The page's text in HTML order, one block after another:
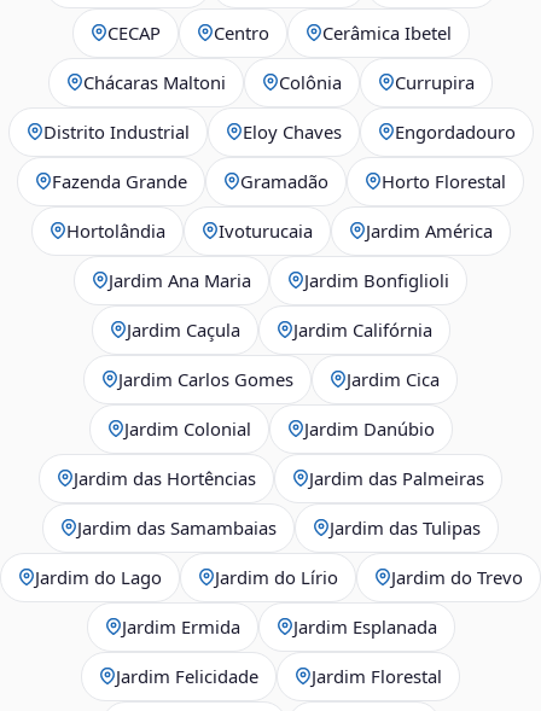
CECAP Centro Cerâmica Ibetel
Chácaras Maltoni Colônia Currupira
Distrito Industrial Eloy Chaves Engordadouro
Fazenda Grande Gramadão Horto Florestal
Hortolândia Ivoturucaia Jardim América
Jardim Ana Maria Jardim Bonfiglioli
Jardim Caçula Jardim Califórnia
Jardim Carlos Gomes Jardim Cica
Jardim Colonial Jardim Danúbio
Jardim das Hortências Jardim das Palmeiras
Jardim das Samambaias Jardim das Tulipas
Jardim do Lago Jardim do Lírio Jardim do Trevo
Jardim Ermida Jardim Esplanada
Jardim Felicidade Jardim Florestal